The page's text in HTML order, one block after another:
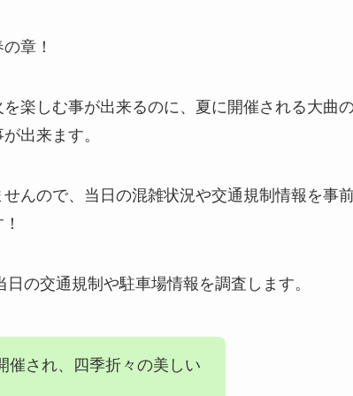
章！
楽しむ事が出来るのに、夏に開催される大曲
出来ます。
んので、当日の混雑状況や交通規制情報を事
の交通規制や駐車場情報を調査します。
催され、四季折々の美しい